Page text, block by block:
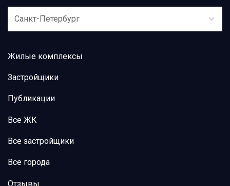
Санкт-Петербург
Жилые комплексы
Застройщики
Публикации
Все ЖК
Все застройщики
Все города
Отзывы